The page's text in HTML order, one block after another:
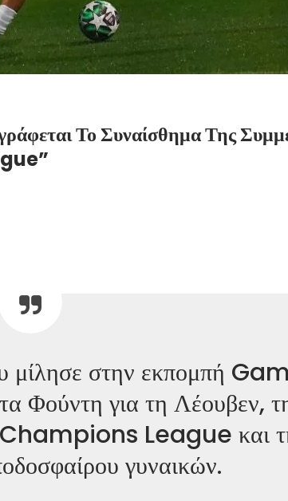
Το Συναίσθημα Της
στην εκπομπή
Φούντη για τη Λέουβεν,
Champions League και
γυναικών.